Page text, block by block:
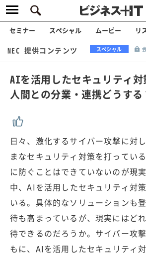
セミナー スペシャル ムービー リ
NEC 提供コンテンツ スペシャル
AIを活用したセキュリティ対
人間との分業・連携どうする
日々、激化するサイバー攻撃に対
まなセキュリティ対策を打ってい
に防ぐことはできていないのが現
中、AIを活用したセキュリティ対
いる。具体的なソリューションも
待も高まっているが、現実にはど
待できるのだろうか。サイバー攻
もに、AIを活用したセキュリティ